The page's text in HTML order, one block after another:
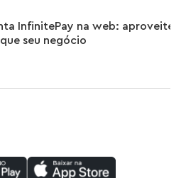
InfinitePay na web: aproveite
seu negócio